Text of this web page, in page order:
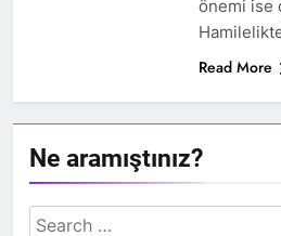
önemi ise
Read More
Ne aramıştınız?
Search